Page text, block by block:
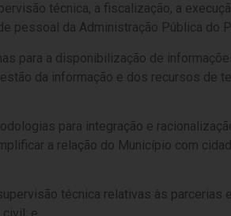
técnica, a fiscalização, a
pessoal da Administração Pública do
para a disponibilização de
da informação e dos recursos de
para integração e
a relação do Município com
técnica relativas às parcerias